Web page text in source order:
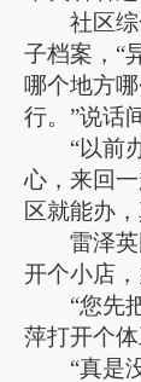
社区
子档案，“
哪个地方
行。”说话
“以前
心，来回
区就能办
雷泽
开个小店
“您先
萍打开个
“真是